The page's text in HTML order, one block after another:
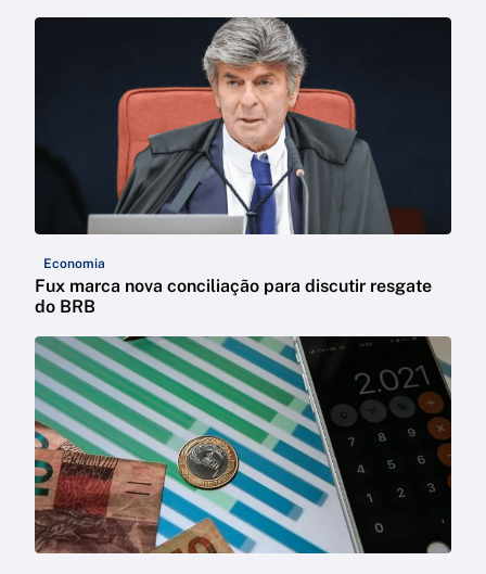
Economia
Fux marca nova conciliação para discutir resgate
do BRB